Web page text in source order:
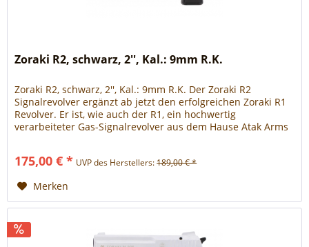
Zoraki R2, schwarz, 2'', Kal.: 9mm R.K.
Zoraki R2, schwarz, 2'', Kal.: 9mm R.K. Der Zoraki R2
Signalrevolver ergänzt ab jetzt den erfolgreichen Zoraki R1
Revolver. Er ist, wie auch der R1, ein hochwertig
verarbeiteter Gas-Signalrevolver aus dem Hause Atak Arms
Single-/Double-Action Abzug eignet sie der...
175,00 € * UVP des Herstellers:189,00 € *
Merken